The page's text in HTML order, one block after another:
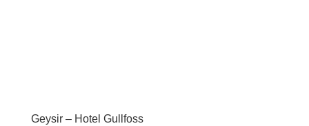
Geysir – Hotel Gullfoss